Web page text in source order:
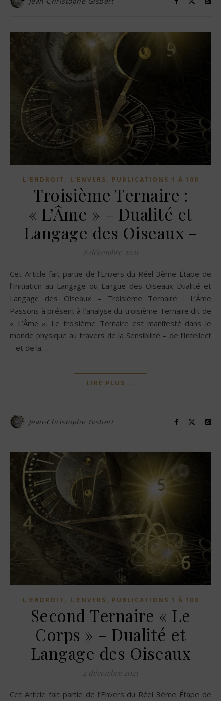
L'ENDROIT , L'ENVERS, PUBLICATIONS 1 À 100
Troisième Ternaire :
« L’Âme » – Dualité et
Langage des Oiseaux –
8 décembre 2021
Cet Article fait partie de l’Envers du Réel 3ème Étape de
l’Initiation au Langage ou Langue des Oiseaux Dualité et
Langage des Oiseaux – Troisième Ternaire : L’Âme
Passons à présent à l’analyse du troisième Ternaire dit de
« L’Âme ». Le troisième Ternaire est manifesté dans le
monde physique au travers de la Sensibilité – de l’Intellect
– et de la…
LIRE PLUS...
Jean-Christophe Gisbert
L'ENDROIT , L'ENVERS, PUBLICATIONS 1 À 100
Second Ternaire « Le
Corps » – Dualité et
Langage des Oiseaux
2 décembre 2021
Cet Article fait partie de l’Envers du Réel 3ème Étape de